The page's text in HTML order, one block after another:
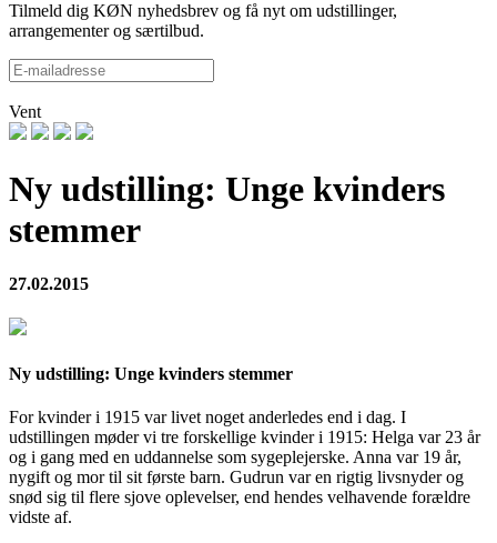
Tilmeld dig KØN nyhedsbrev og få nyt om udstillinger,
arrangementer og særtilbud.
Vent
Ny udstilling: Unge kvinders
stemmer
27.02.2015
Ny udstilling: Unge kvinders stemmer
For kvinder i 1915 var livet noget anderledes end i dag. I
udstillingen møder vi tre forskellige kvinder i 1915: Helga var 23 år
og i gang med en uddannelse som sygeplejerske. Anna var 19 år,
nygift og mor til sit første barn. Gudrun var en rigtig livsnyder og
snød sig til flere sjove oplevelser, end hendes velhavende forældre
vidste af.